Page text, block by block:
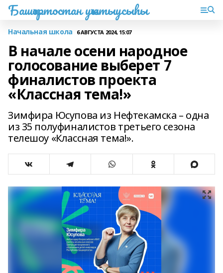
Башҡортостан уҡытыусыһы
Начальная школа 6 АВГУСТА 2024, 15:07
В начале осени народное
голосование выберет 7
финалистов проекта
«Классная тема!»
Зимфира Юсупова из Нефтекамска – одна
из 35 полуфиналистов третьего сезона
телешоу «Классная тема!».